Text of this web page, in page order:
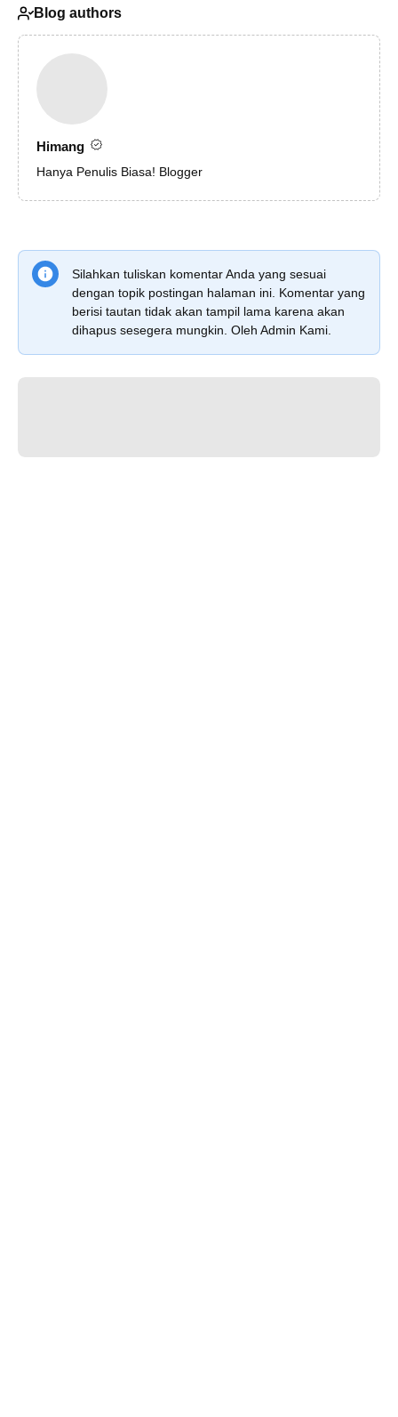
Blog authors
Himang
Hanya Penulis Biasa! Blogger
Silahkan tuliskan komentar Anda yang sesuai
dengan topik postingan halaman ini. Komentar yang
berisi tautan tidak akan tampil lama karena akan
dihapus sesegera mungkin. Oleh Admin Kami.